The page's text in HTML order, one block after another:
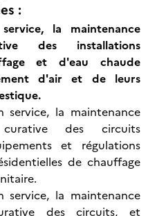
:
la maintenance
des installations
et d'eau chaude
d'air et de leurs
service, la maintenance
des circuits
et régulations
de chauffage
service, la maintenance
des circuits, et